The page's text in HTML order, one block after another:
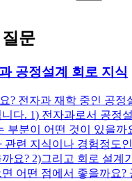
문
공정설계 회로 지식
? 전자과 재학 중인 공정
다. 1) 전자과로서 공정
부분이 어떤 것이 있을까
관련 지식이나 경험정도
요? 2)그리고 회로 설계
어떤 점에서 좋을까요?